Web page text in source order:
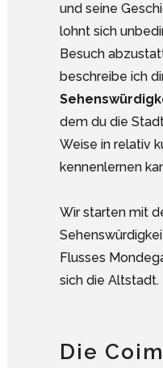
und seine
lohnt sich
Besuch
beschreibe ich
dem du die
Weise in relativ
kennenlernen
Wir starten mit
Flusses
sich die Altstadt.
Die